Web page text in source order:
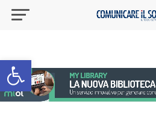
Apri la barra degli strumenti